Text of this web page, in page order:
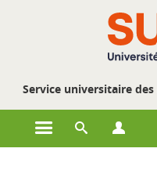
Service universitaire
Ouvrir le menu principal
Ouvrir le